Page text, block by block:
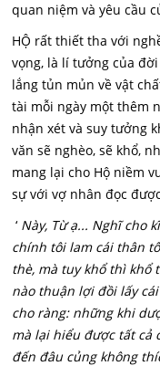
quan niệm và yêu cầu
HỘ rất thiết tha với
vọng, là lí tưởng của
lắng tủn mủn về vật
tài mỗi ngày một thêm
nhận xét và suy tưởng
văn sẽ nghèo, sẽ khổ,
mang lại cho Hộ niềm
sự với vợ nhân đọc
‘ Này, Từ ạ... Nghĩ cho
chính tôi lam cái thân
thè, mà tuy khổ thì khổ
nào thuận lợi đồi lấy
cho ràng: những khi
mà lại hiểu được tất cả
đến đâu củng không